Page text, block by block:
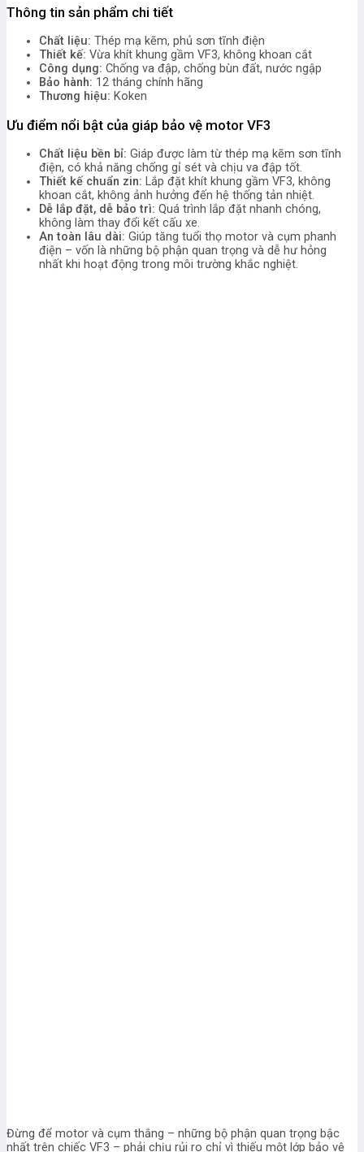
Thông tin sản phẩm chi tiết
Chất liệu: Thép mạ kẽm, phủ sơn tĩnh điện
Thiết kế: Vừa khít khung gầm VF3, không khoan cắt
Công dụng: Chống va đập, chống bùn đất, nước ngập
Bảo hành: 12 tháng chính hãng
Thương hiệu: Koken
Ưu điểm nổi bật của giáp bảo vệ motor VF3
Chất liệu bền bỉ: Giáp được làm từ thép mạ kẽm sơn tĩnh
điện, có khả năng chống gỉ sét và chịu va đập tốt.
Thiết kế chuẩn zin: Lắp đặt khít khung gầm VF3, không
khoan cắt, không ảnh hưởng đến hệ thống tản nhiệt.
Dễ lắp đặt, dễ bảo trì: Quá trình lắp đặt nhanh chóng,
không làm thay đổi kết cấu xe.
An toàn lâu dài: Giúp tăng tuổi thọ motor và cụm phanh
điện – vốn là những bộ phận quan trọng và dễ hư hỏng
nhất khi hoạt động trong môi trường khắc nghiệt.
Đừng để motor và cụm thắng – những bộ phận quan trọng bậc
nhất trên chiếc VF3 – phải chịu rủi ro chỉ vì thiếu một lớp bảo vệ